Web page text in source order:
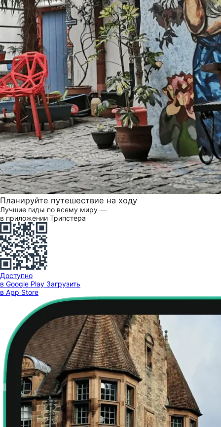
Планируйте путешествие на ходу
Лучшие гиды по всему миру —
в приложении Трипстера
Доступно
в Google Play Загрузить
в App Store